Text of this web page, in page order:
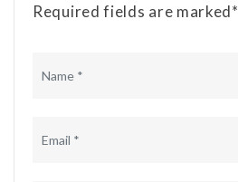
Required fields are marked*